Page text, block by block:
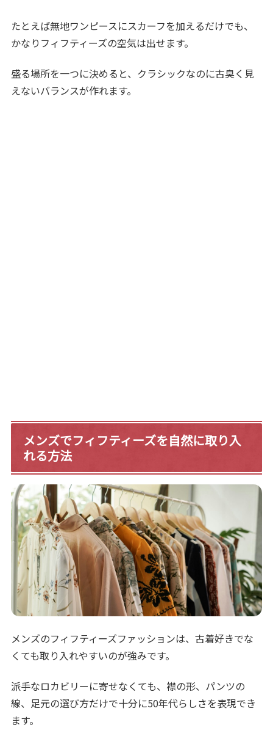
たとえば無地ワンピースにスカーフを加えるだけでも、
かなりフィフティーズの空気は出せます。
盛る場所を一つに決めると、クラシックなのに古臭く見
えないバランスが作れます。
メンズでフィフティーズを自然に取り入
れる方法
メンズのフィフティーズファッションは、古着好きでな
くても取り入れやすいのが強みです。
派手なロカビリーに寄せなくても、襟の形、パンツの
線、足元の選び方だけで十分に50年代らしさを表現でき
ます。